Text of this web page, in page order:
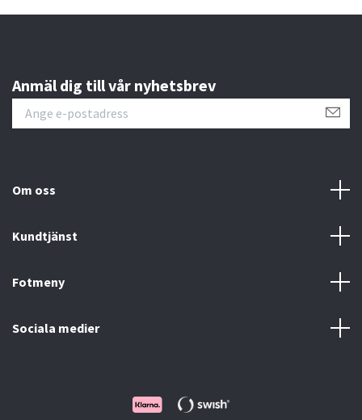
Anmäl dig till vår nyhetsbrev
Om oss
Kundtjänst
Fotmeny
Sociala medier